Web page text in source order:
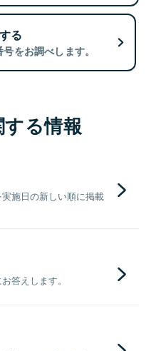
る
をお調べします。
る情報
施日の新しい順に掲載
答えします。